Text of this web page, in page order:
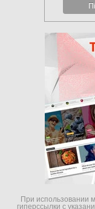
При использовании
гиперссылки c